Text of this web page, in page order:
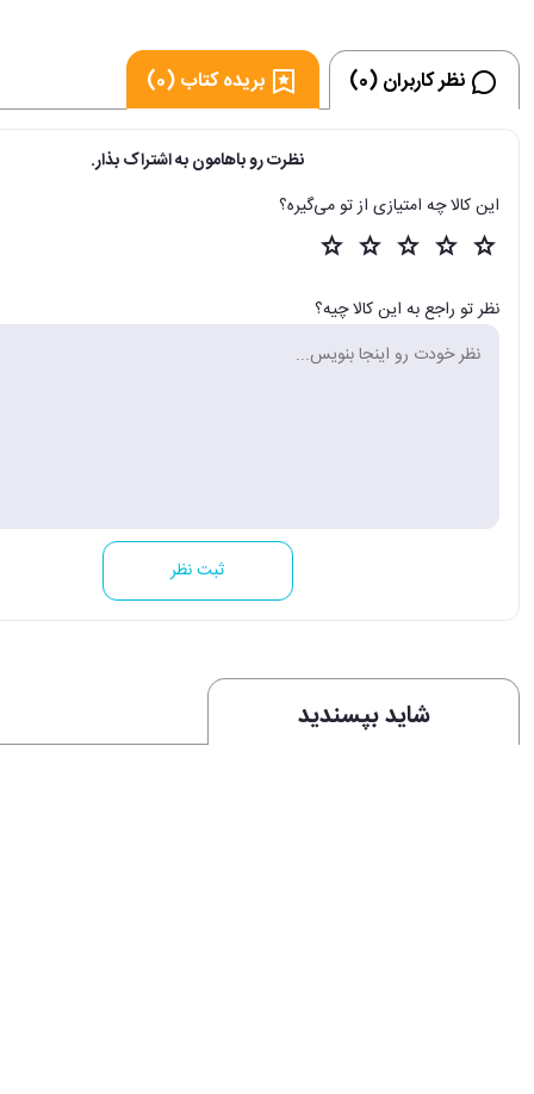
نظر کاربران (0) بریده کتاب (0)
نظرت رو باهامون به اشتراک بذار.
این کالا چه امتیازی از تو می‌گیره؟
نظر تو راجع به این کالا چیه؟
ثبت نظر
شاید بپسندید